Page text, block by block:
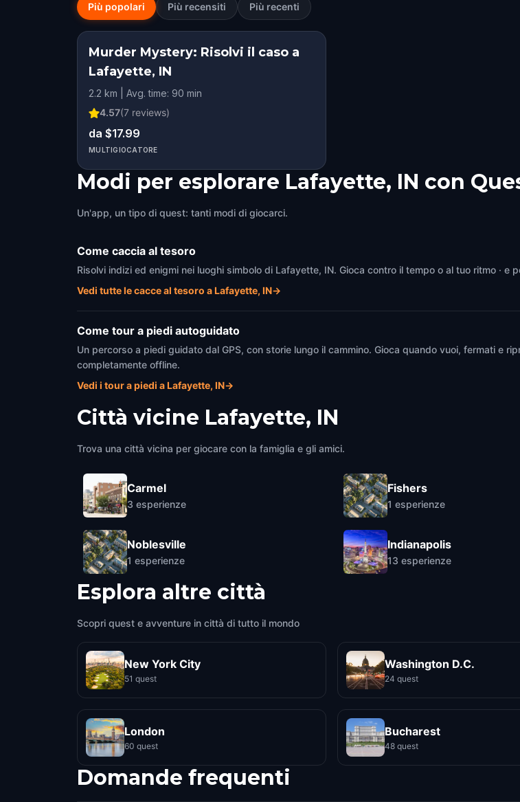
Più popolari Più recensiti Più recenti
Murder Mystery: Risolvi il caso a
Lafayette, IN
2.2 km | Avg. time: 90 min
4.57(7 reviews)
da $17.99
MULTIGIOCATORE
Modi per esplorare Lafayette, IN con
Un'app, un tipo di quest: tanti modi di giocarci.
Come caccia al tesoro
Risolvi indizi ed enigmi nei luoghi simbolo di Lafayette, IN. Gioca contro il tempo o al tuo ritmo ·
Vedi tutte le cacce al tesoro a Lafayette, IN→
Come tour a piedi autoguidato
Un percorso a piedi guidato dal GPS, con storie lungo il cammino. Gioca quando vuoi, fermati e
completamente offline.
Vedi i tour a piedi a Lafayette, IN→
Città vicine Lafayette, IN
Trova una città vicina per giocare con la famiglia e gli amici.
Carmel
3 esperienze
Noblesville
1 esperienze
Fishers
1 esperienze
Indianapolis
13 esperienze
Esplora altre città
Scopri quest e avventure in città di tutto il mondo
New York City
51 quest
Washington D.C.
24 quest
London
60 quest
Bucharest
48 quest
Domande frequenti